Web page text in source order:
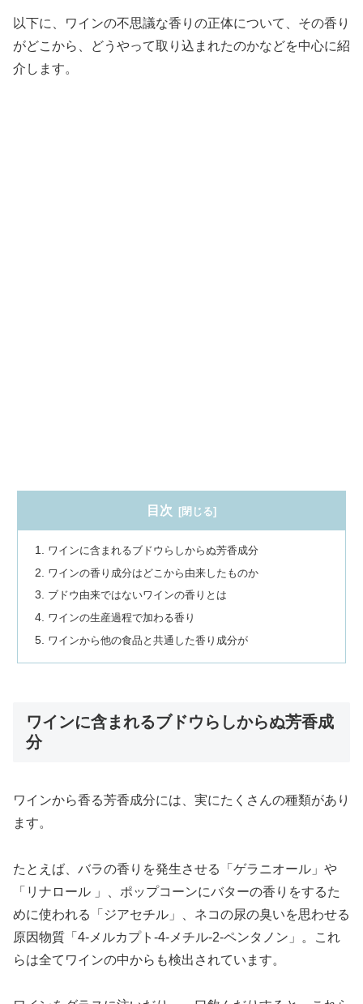
以下に、ワインの不思議な香りの正体について、その香り
がどこから、どうやって取り込まれたのかなどを中心に紹
介します。
目次
ワインに含まれるブドウらしからぬ芳香成分
ワインの香り成分はどこから由来したものか
ブドウ由来ではないワインの香りとは
ワインの生産過程で加わる香り
ワインから他の食品と共通した香り成分が
ワインに含まれるブドウらしからぬ芳香成
分
ワインから香る芳香成分には、実にたくさんの種類があり
ます。
たとえば、バラの香りを発生させる「ゲラニオール」や
「リナロール 」、ポップコーンにバターの香りをするた
めに使われる「ジアセチル」、ネコの尿の臭いを思わせる
原因物質「4-メルカプト-4-メチル-2-ペンタノン」。これ
らは全てワインの中からも検出されています。